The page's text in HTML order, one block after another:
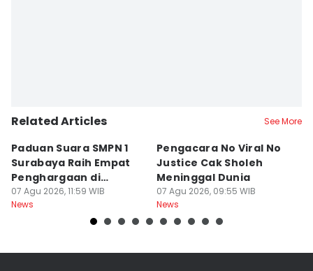
Related Articles See More
Paduan Suara SMPN 1
Surabaya Raih Empat
Penghargaan di
Thailand
07 Agu 2026, 11:59 WIB
News
Pengacara No Viral No
Justice Cak Sholeh
Meninggal Dunia
07 Agu 2026, 09:55 WIB
News